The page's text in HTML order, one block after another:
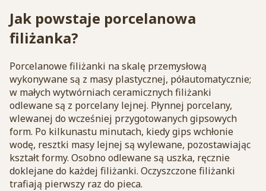
Jak powstaje porcelanowa
filiżanka?
Porcelanowe filiżanki na skalę przemysłową
wykonywane są z masy plastycznej, półautomatycznie;
w małych wytwórniach ceramicznych filiżanki
odlewane są z porcelany lejnej. Płynnej porcelany,
wlewanej do wcześniej przygotowanych gipsowych
form. Po kilkunastu minutach, kiedy gips wchłonie
wodę, resztki masy lejnej są wylewane, pozostawiając
kształt formy. Osobno odlewane są uszka, ręcznie
doklejane do każdej filiżanki. Oczyszczone filiżanki
trafiają pierwszy raz do pieca.